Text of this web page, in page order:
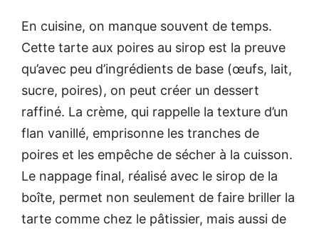
En cuisine, on manque souvent de temps.
Cette tarte aux poires au sirop est la preuve
qu’avec peu d’ingrédients de base (œufs, lait,
sucre, poires), on peut créer un dessert
raffiné. La crème, qui rappelle la texture d’un
flan vanillé, emprisonne les tranches de
poires et les empêche de sécher à la cuisson.
Le nappage final, réalisé avec le sirop de la
boîte, permet non seulement de faire briller la
tarte comme chez le pâtissier, mais aussi de